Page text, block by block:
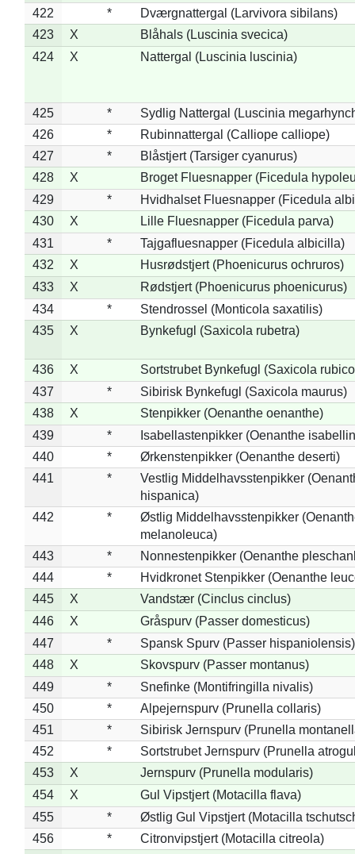
422
*
Dværgnattergal (Larvivora sibilans)
423
X
Blåhals (Luscinia svecica)
424
X Nattergal (Luscinia luscinia)
425 *
Sydlig Nattergal (Luscinia
426
*
Rubinnattergal (Calliope calliope)
427
*
Blåstjert (Tarsiger cyanurus)
428
X
Broget Fluesnapper (Ficedula
429
*
Hvidhalset Fluesnapper (Ficedula
430
X
Lille Fluesnapper (Ficedula parva)
431
*
Tajgafluesnapper (Ficedula albicilla)
432
X
Husrødstjert (Phoenicurus ochruros)
433
X
Rødstjert (Phoenicurus phoenicurus)
434
*
Stendrossel (Monticola saxatilis)
435
X Bynkefugl (Saxicola rubetra)
436 X
Sortstrubet Bynkefugl (Saxicola
437
*
Sibirisk Bynkefugl (Saxicola maurus)
438
X
Stenpikker (Oenanthe oenanthe)
439
*
Isabellastenpikker (Oenanthe
440
*
Ørkenstenpikker (Oenanthe deserti)
441
*
Vestlig Middelhavsstenpikker
hispanica)
442
*
Østlig Middelhavsstenpikker
melanoleuca)
443
*
Nonnestenpikker (Oenanthe
444
*
Hvidkronet Stenpikker (Oenanthe
445
X
Vandstær (Cinclus cinclus)
446
X
Gråspurv (Passer domesticus)
447
*
Spansk Spurv (Passer hispaniolensis)
448
X
Skovspurv (Passer montanus)
449
*
Snefinke (Montifringilla nivalis)
450
*
Alpejernspurv (Prunella collaris)
451
*
Sibirisk Jernspurv (Prunella
452
*
Sortstrubet Jernspurv (Prunella
453
X
Jernspurv (Prunella modularis)
454
X
Gul Vipstjert (Motacilla flava)
455
*
Østlig Gul Vipstjert (Motacilla
456
*
Citronvipstjert (Motacilla citreola)